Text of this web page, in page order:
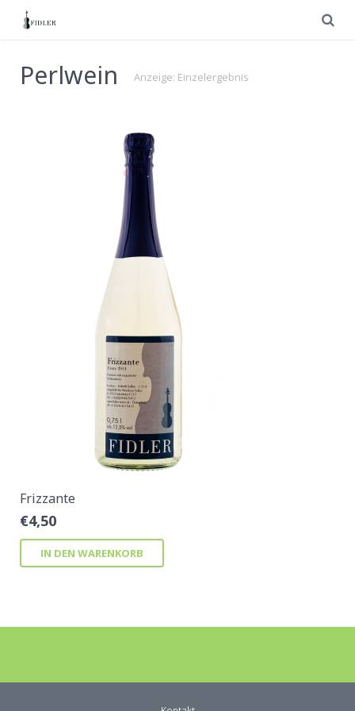
Perlwein Anzeige: Einzelergebnis
Frizzante
€4,50
IN DEN WARENKORB